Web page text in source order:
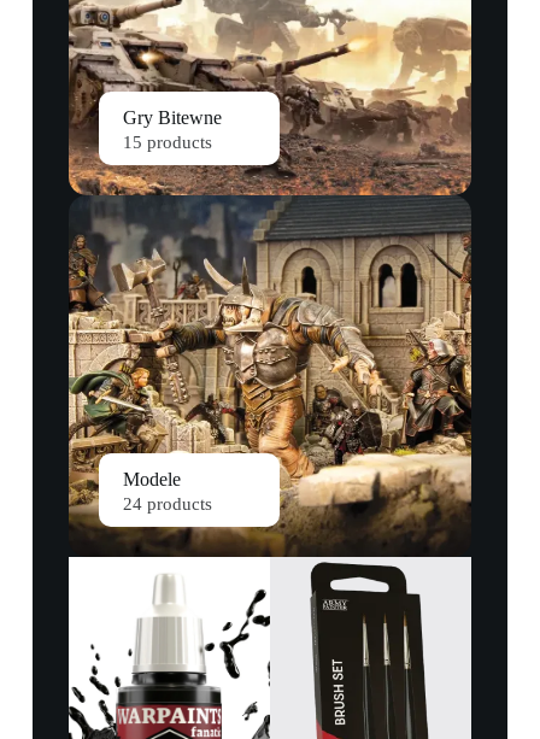
Gry Bitewne
15 products
Modele
24 products